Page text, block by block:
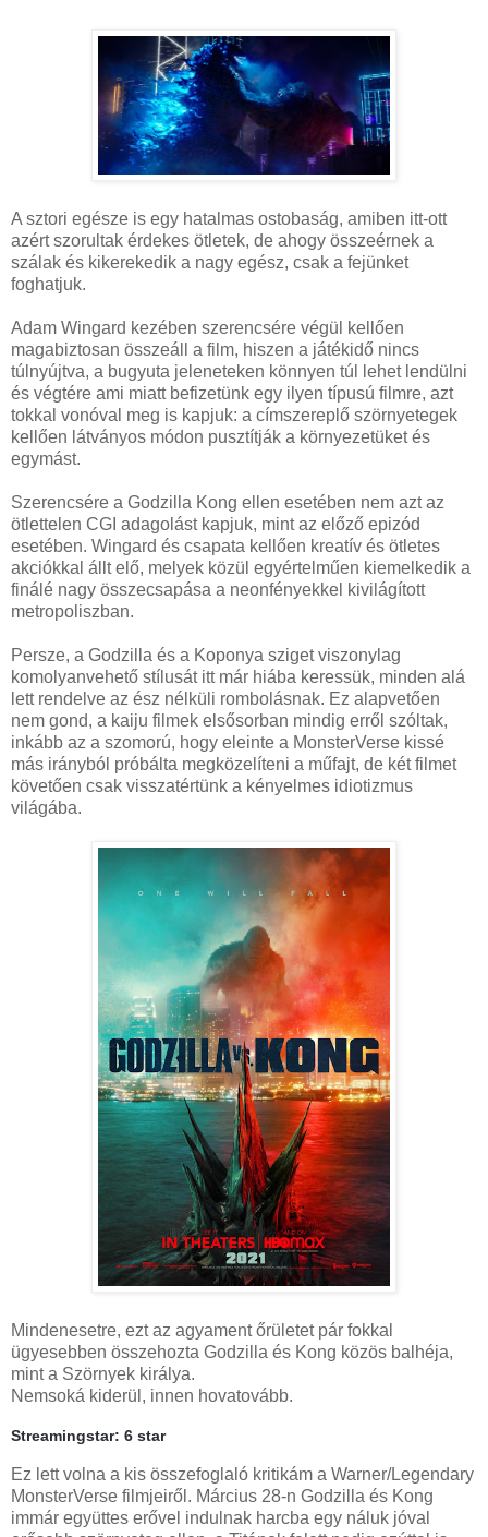
A sztori egésze is egy hatalmas ostobaság, amiben itt-ott
azért szorultak érdekes ötletek, de ahogy összeérnek a
szálak és kikerekedik a nagy egész, csak a fejünket
foghatjuk.
Adam Wingard kezében szerencsére végül kellően
magabiztosan összeáll a film, hiszen a játékidő nincs
túlnyújtva, a bugyuta jeleneteken könnyen túl lehet lendülni
és végtére ami miatt befizetünk egy ilyen típusú filmre, azt
tokkal vonóval meg is kapjuk: a címszereplő szörnyetegek
kellően látványos módon pusztítják a környezetüket és
egymást.
Szerencsére a Godzilla Kong ellen esetében nem azt az
ötlettelen CGI adagolást kapjuk, mint az előző epizód
esetében. Wingard és csapata kellően kreatív és ötletes
akciókkal állt elő, melyek közül egyértelműen kiemelkedik a
finálé nagy összecsapása a neonfényekkel kivilágított
metropoliszban.
Persze, a Godzilla és a Koponya sziget viszonylag
komolyanvehető stílusát itt már hiába keressük, minden alá
lett rendelve az ész nélküli rombolásnak. Ez alapvetően
nem gond, a kaiju filmek elsősorban mindig erről szóltak,
inkább az a szomorú, hogy eleinte a MonsterVerse kissé
más irányból próbálta megközelíteni a műfajt, de két filmet
követően csak visszatértünk a kényelmes idiotizmus
világába.
Mindenesetre, ezt az agyament őrületet pár fokkal
ügyesebben összehozta Godzilla és Kong közös balhéja,
mint a Szörnyek királya.
Nemsoká kiderül, innen hovatovább.
Streamingstar: 6 star
Ez lett volna a kis összefoglaló kritikám a Warner/Legendary
MonsterVerse filmjeiről. Március 28-n Godzilla és Kong
immár együttes erővel indulnak harcba egy náluk jóval